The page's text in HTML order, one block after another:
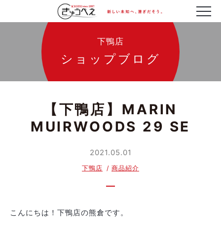
下鴨店
ショップブログ
【下鴨店】MARIN
MUIRWOODS 29 SE
2021.05.01
下鴨店 商品紹介
こんにちは！下鴨店の熊倉です。